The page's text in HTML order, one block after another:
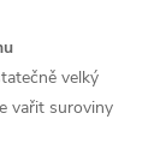
velký
vařit suroviny